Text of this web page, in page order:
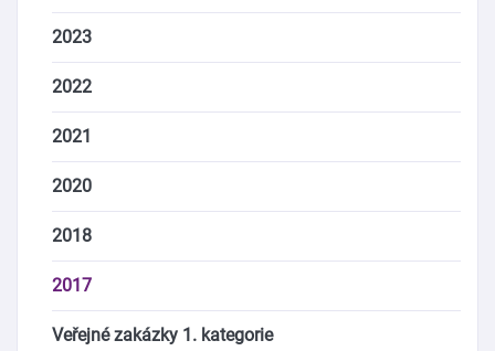
2023
2022
2021
2020
2018
2017
Veřejné zakázky 1. kategorie